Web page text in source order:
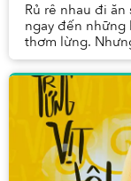
Rủ rê nhau đi
ngay đến những
thơm lừng.
gì quá thịnh